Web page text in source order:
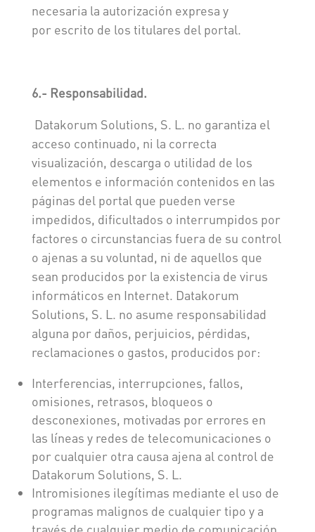
necesaria la autorización expresa y
por escrito de los titulares del portal.
6.- Responsabilidad.
Datakorum Solutions, S. L. no garantiza el
acceso continuado, ni la correcta
visualización, descarga o utilidad de los
elementos e información contenidos en las
páginas del portal que pueden verse
impedidos, dificultados o interrumpidos por
factores o circunstancias fuera de su control
o ajenas a su voluntad, ni de aquellos que
sean producidos por la existencia de virus
informáticos en Internet. Datakorum
Solutions, S. L. no asume responsabilidad
alguna por daños, perjuicios, pérdidas,
reclamaciones o gastos, producidos por:
Interferencias, interrupciones, fallos,
omisiones, retrasos, bloqueos o
desconexiones, motivadas por errores en
las líneas y redes de telecomunicaciones o
por cualquier otra causa ajena al control de
Datakorum Solutions, S. L.
Intromisiones ilegítimas mediante el uso de
programas malignos de cualquier tipo y a